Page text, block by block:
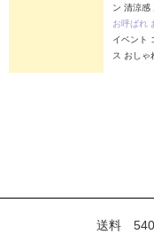
ン 清涼感
お呼ばれ
イベント
ス おしゃ
送料